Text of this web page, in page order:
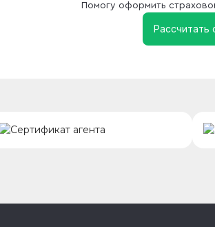
Помогу оформить
Рассчитать